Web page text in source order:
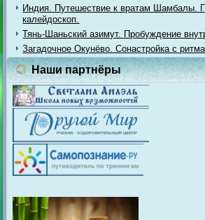
Индия. Путешествие к вратам Шамбалы.
калейдоскоп.
Тянь-Шаньский азимут. Пробуждение
Загадочное Окунёво. Сонастройка с
Наши партнёры